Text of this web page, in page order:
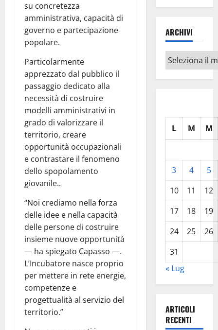
su concretezza
amministrativa, capacità di
governo e partecipazione
popolare.
Particolarmente
apprezzato dal pubblico il
passaggio dedicato alla
necessità di costruire
modelli amministrativi in
grado di valorizzare il
territorio, creare
opportunità occupazionali
e contrastare il fenomeno
dello spopolamento
giovanile..
“Noi crediamo nella forza
delle idee e nella capacità
delle persone di costruire
insieme nuove opportunità
— ha spiegato Capasso —.
L’Incubatore nasce proprio
per mettere in rete energie,
competenze e
progettualità al servizio del
territorio.”
ARCHIVI
Archivi
L M M
3 4
5
10
11
12
17
18
19
24
25
26
31
« Lug
ARTICOLI
RECENTI